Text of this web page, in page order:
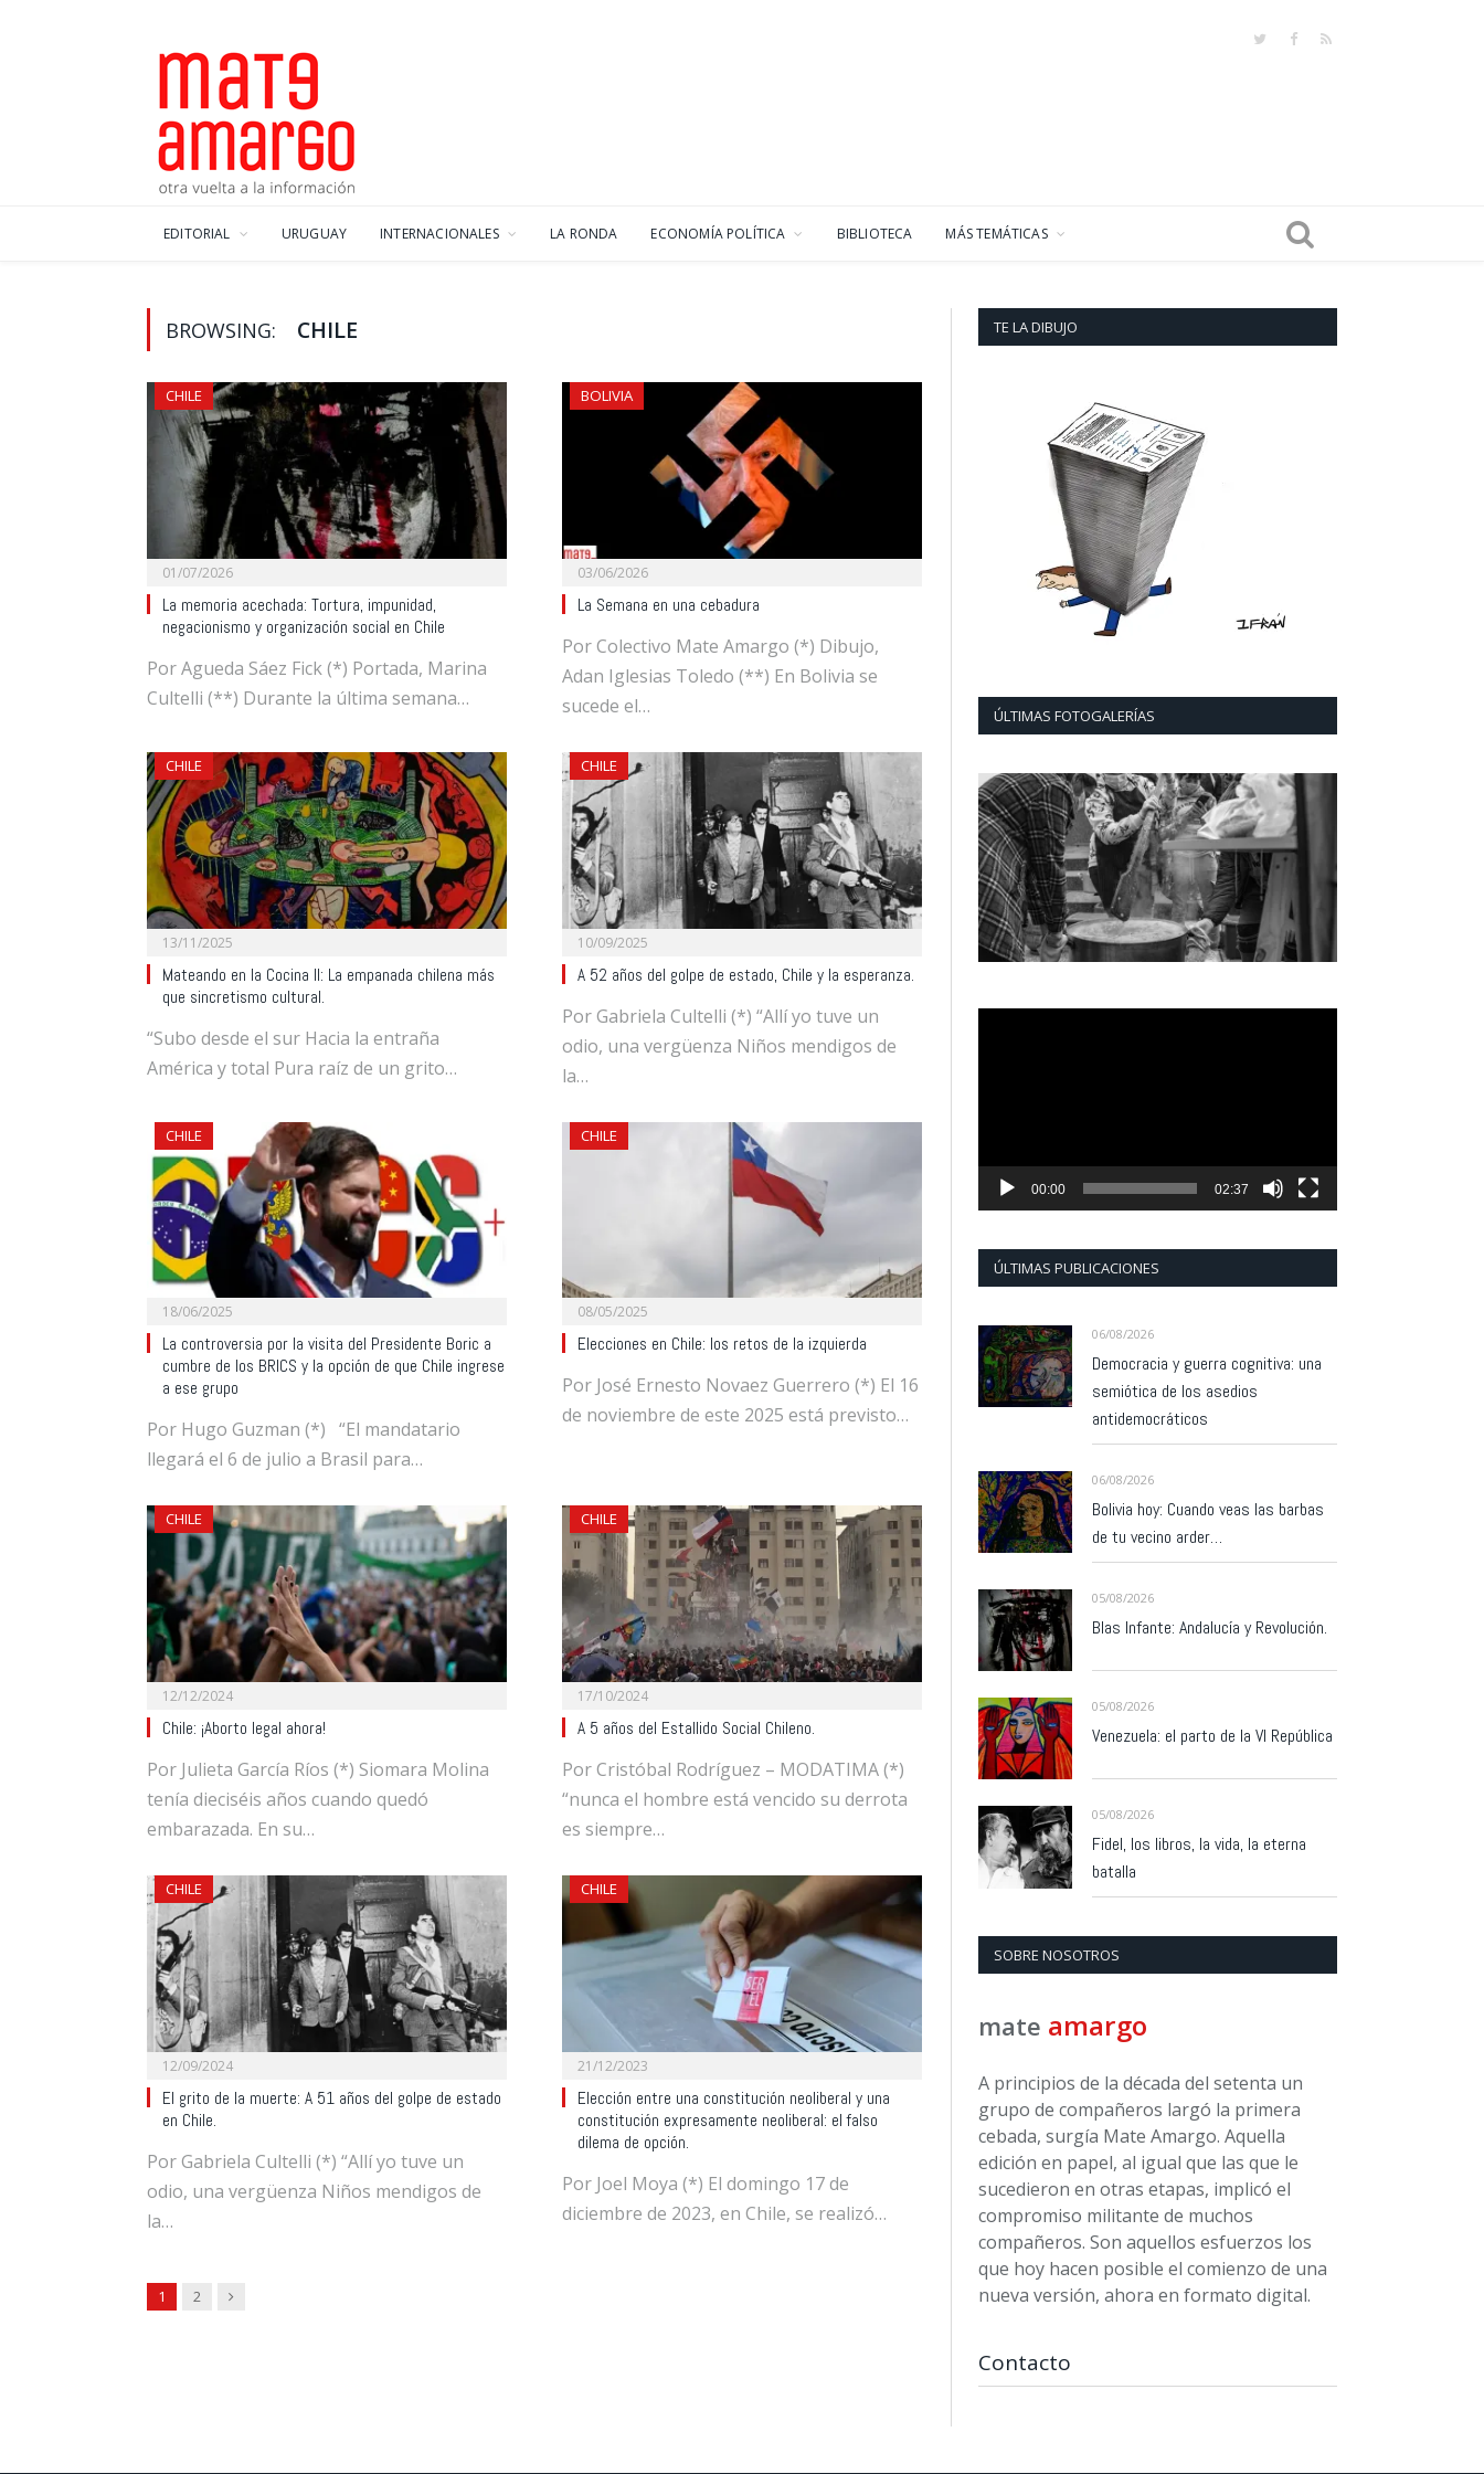
TwitterFacebook
RSS
EDITORIAL URUGUAY INTERNACIONALES LA RONDA ECONOMÍA POLÍTICA BIBLIOTECA MÁS TEMÁTICAS
BROWSING: CHILE
CHILE
01/07/2026
La memoria acechada: Tortura, impunidad,
negacionismo y organización social en Chile
Por Agueda Sáez Fick (*) Portada, Marina
Cultelli (**) Durante la última semana…
BOLIVIA
03/06/2026
La Semana en una cebadura
Por Colectivo Mate Amargo (*) Dibujo,
Adan Iglesias Toledo (**) En Bolivia se
sucede el…
CHILE
13/11/2025
Mateando en la Cocina II: La empanada chilena más
que sincretismo cultural.
“Subo desde el sur Hacia la entraña
América y total Pura raíz de un grito…
CHILE
10/09/2025
A 52 años del golpe de estado, Chile y la esperanza.
Por Gabriela Cultelli (*) “Allí yo tuve un
odio, una vergüenza Niños mendigos de
la…
CHILE
18/06/2025
La controversia por la visita del Presidente Boric a
cumbre de los BRICS y la opción de que Chile ingrese
a ese grupo
Por Hugo Guzman (*) “El mandatario
llegará el 6 de julio a Brasil para…
CHILE
08/05/2025
Elecciones en Chile: los retos de la izquierda
Por José Ernesto Novaez Guerrero (*) El 16
de noviembre de este 2025 está previsto…
CHILE
12/12/2024
Chile: ¡Aborto legal ahora!
Por Julieta García Ríos (*) Siomara Molina
tenía dieciséis años cuando quedó
embarazada. En su…
CHILE
17/10/2024
A 5 años del Estallido Social Chileno.
Por Cristóbal Rodríguez – MODATIMA (*)
“nunca el hombre está vencido su derrota
es siempre…
CHILE
12/09/2024
El grito de la muerte: A 51 años del golpe de estado
en Chile.
Por Gabriela Cultelli (*) “Allí yo tuve un
odio, una vergüenza Niños mendigos de
la…
CHILE
21/12/2023
Elección entre una constitución neoliberal y una
constitución expresamente neoliberal: el falso
dilema de opción.
Por Joel Moya (*) El domingo 17 de
diciembre de 2023, en Chile, se realizó…
1 2 Next
TE LA DIBUJO
ÚLTIMAS FOTOGALERÍAS
00:00 02:37
ÚLTIMAS PUBLICACIONES
06/08/2026
Democracia y guerra cognitiva: una
semiótica de los asedios
antidemocráticos
06/08/2026
Bolivia hoy: Cuando veas las barbas
de tu vecino arder…
05/08/2026
Blas Infante: Andalucía y Revolución.
05/08/2026
Venezuela: el parto de la VI República
05/08/2026
Fidel, los libros, la vida, la eterna
batalla
SOBRE NOSOTROS
mate amargo
A principios de la década del setenta un
grupo de compañeros largó la primera
cebada, surgía Mate Amargo. Aquella
edición en papel, al igual que las que le
sucedieron en otras etapas, implicó el
compromiso militante de muchos
compañeros. Son aquellos esfuerzos los
que hoy hacen posible el comienzo de una
nueva versión, ahora en formato digital.
Contacto